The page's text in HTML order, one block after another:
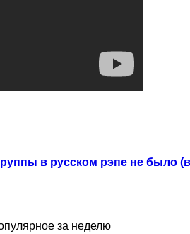
в русском рэпе не было
за неделю